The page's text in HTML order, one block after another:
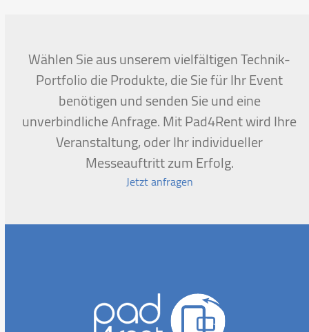
first
slide
Wählen Sie aus unserem vielfältigen Technik-
Portfolio die Produkte, die Sie für Ihr Event
benötigen und senden Sie und eine
unverbindliche Anfrage. Mit Pad4Rent wird Ihre
Veranstaltung, oder Ihr individueller
Messeauftritt zum Erfolg.
Jetzt anfragen